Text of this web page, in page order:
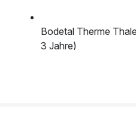
Bodetal Therme
3 Jahre)